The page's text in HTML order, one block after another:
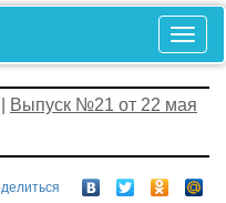
Выпуск №21 от 22 мая